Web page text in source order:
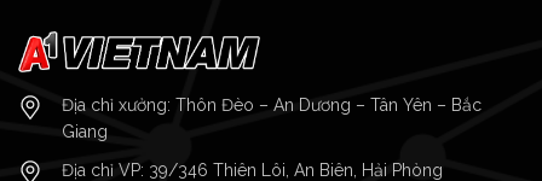
Địa chỉ xưởng: Thôn Đèo – An Dương – Tân Yên – Bắc
Giang
Địa chỉ VP: 39/346 Thiên Lôi, An Biên, Hải Phòng